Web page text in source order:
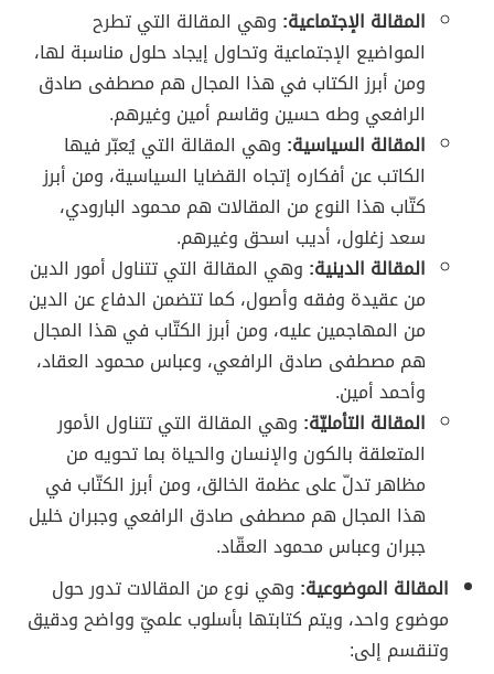
المقالة الإجتماعية: وهي المقالة التي تطرح
المواضيع الإجتماعية وتحاول إيجاد حلول مناسبة لها،
ومن أبرز الكتاب في هذا المجال هم مصطفى صادق
الرافعي وطه حسين وقاسم أمين وغيرهم.
المقالة السياسية: وهي المقالة التي يُعبّر فيها
الكاتب عن أفكاره إتجاه القضايا السياسية، ومن أبرز
كتّاب هذا النوع من المقالات هم محمود البارودي،
سعد زغلول، أديب اسحق وغيرهم.
المقالة الدينية: وهي المقالة التي تتناول أمور الدين
من عقيدة وفقه وأصول، كما تتضمن الدفاع عن الدين
من المهاجمين عليه، ومن أبرز الكتّاب في هذا المجال
هم مصطفى صادق الرافعي، وعباس محمود العقاد،
وأحمد أمين.
المقالة التأمليّة: وهي المقالة التي تتناول الأمور
المتعلقة بالكون والإنسان والحياة بما تحويه من
مظاهر تدلّ على عظمة الخالق، ومن أبرز الكتّاب في
هذا المجال هم مصطفى صادق الرافعي وجبران خليل
جبران وعباس محمود العقّاد.
المقالة الموضوعية: وهي نوع من المقالات تدور حول
موضوع واحد، ويتم كتابتها بأسلوب علميّ وواضح ودقيق
وتنقسم إلى: